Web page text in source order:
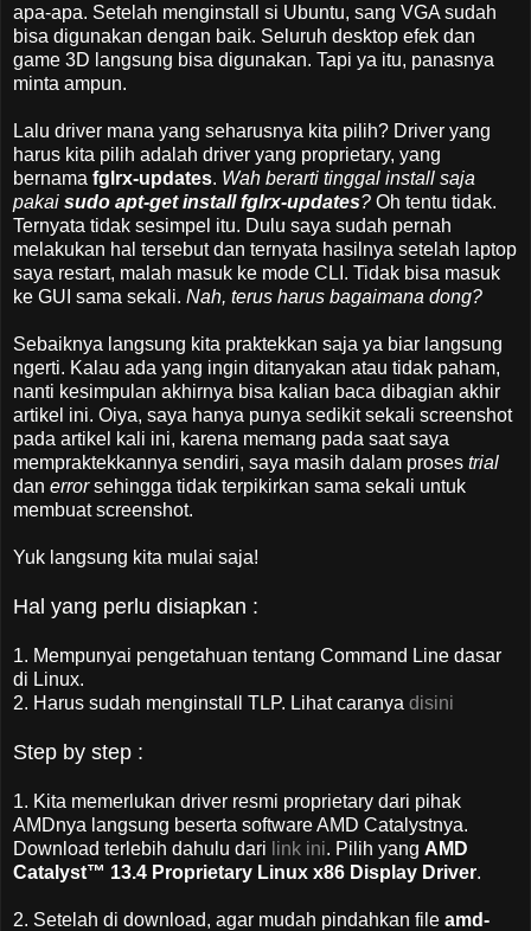
apa-apa. Setelah menginstall si Ubuntu, sang VGA sudah
bisa digunakan dengan baik. Seluruh desktop efek dan
game 3D langsung bisa digunakan. Tapi ya itu, panasnya
minta ampun.
Lalu driver mana yang seharusnya kita pilih? Driver yang
harus kita pilih adalah driver yang proprietary, yang
bernama fglrx-updates. Wah berarti tinggal install saja
pakai sudo apt-get install fglrx-updates? Oh tentu tidak.
Ternyata tidak sesimpel itu. Dulu saya sudah pernah
melakukan hal tersebut dan ternyata hasilnya setelah laptop
saya restart, malah masuk ke mode CLI. Tidak bisa masuk
ke GUI sama sekali. Nah, terus harus bagaimana dong?
Sebaiknya langsung kita praktekkan saja ya biar langsung
ngerti. Kalau ada yang ingin ditanyakan atau tidak paham,
nanti kesimpulan akhirnya bisa kalian baca dibagian akhir
artikel ini. Oiya, saya hanya punya sedikit sekali screenshot
pada artikel kali ini, karena memang pada saat saya
mempraktekkannya sendiri, saya masih dalam proses trial
dan errorsehingga tidak terpikirkan sama sekali untuk
membuat screenshot.
Yuk langsung kita mulai saja!
Hal yang perlu disiapkan :
1. Mempunyai pengetahuan tentang Command Line dasar
di Linux.
2. Harus sudah menginstall TLP. Lihat caranya disini
Step by step :
1. Kita memerlukan driver resmi proprietary dari pihak
AMDnya langsung beserta software AMD Catalystnya.
Download terlebih dahulu dari link ini. Pilih yang AMD
Catalyst™ 13.4 Proprietary Linux x86 Display Driver.
2. Setelah di download, agar mudah pindahkan file amd-